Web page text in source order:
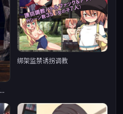
大型3D/开放世界/全动态/PC丨 怪物猎人崛起；曙光 /モンスターハンターライズ v16.0.2 中文破解魔改版 【20250210】
绑架监禁诱拐调教